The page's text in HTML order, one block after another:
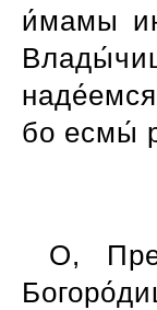
и́мамы
бо есмы́
О,